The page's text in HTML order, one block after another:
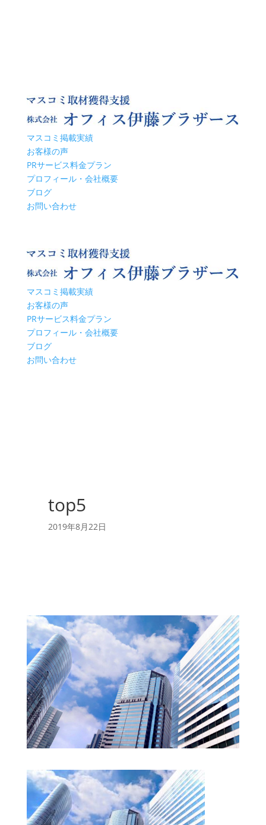
マスコミ掲載実績
お客様の声
PRサービス料金プラン
プロフィール・会社概要
ブログ
お問い合わせ
マスコミ掲載実績
お客様の声
PRサービス料金プラン
プロフィール・会社概要
ブログ
お問い合わせ
top5
2019年8月22日